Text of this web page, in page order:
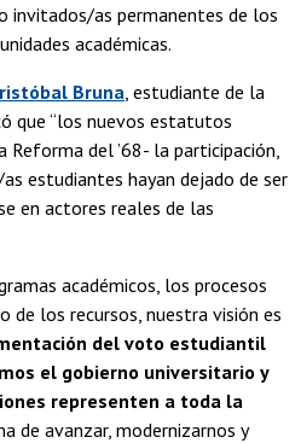
invitados/as permanentes de los
académicas.
Bruna , estudiante de la
que “los nuevos estatutos
del ’68- la participación,
estudiantes hayan dejado de ser
en actores reales de las
académicos, los procesos
de los recursos, nuestra visión es
del voto estudiantil
el gobierno universitario y
representen a toda la
de avanzar, modernizarnos y